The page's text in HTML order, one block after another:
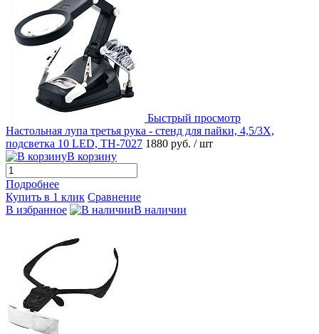
Быстрый просмотр
Настольная лупа третья рука - стенд для пайки, 4,5/3X,
подсветка 10 LED, TH-7027 1880 руб. / шт
В корзину
Подробнее
Купить в 1 клик Сравнение
В избранное
В наличии